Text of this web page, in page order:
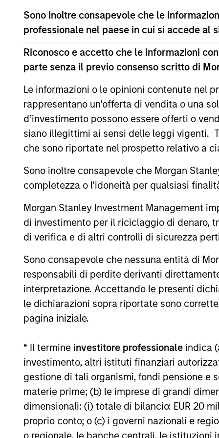
Sono inoltre consapevole che le
professionale nel paese in cui si accede al
Riconosco e accetto che le informazioni
parte senza il previo consenso scritto di
Le informazioni o le opinioni contenute nel
rappresentano un’offerta di vendita o una
d’investimento possono essere offerti o
siano illegittimi ai sensi delle leggi vigenti.
che sono riportate nel prospetto relativo a
Sono inoltre consapevole che Morgan
completezza o l’idoneità per qualsiasi
Morgan Stanley Investment Management
di investimento per il riciclaggio di denaro,
di verifica e di altri controlli di sicurezza
Sono consapevole che nessuna entità di
responsabili di perdite derivanti
interpretazione. Accettando le presenti
le dichiarazioni sopra riportate sono
pagina iniziale.
* Il termine investitore professionale indica
investimento, altri istituti finanziari
gestione di tali organismi, fondi pensione e
materie prime; (b) le imprese di grandi
dimensionali: (i) totale di bilancio: EUR 20
proprio conto; o (c) i governi nazionali e
o regionale, le banche centrali, le istituzioni
Il presente materiale contiene informazioni relative ai
(la “Società”) è registrata nel Granducato di
modifiche. La Società è un organismo d’investimento
Prima dell’adesione ai comparti, le richieste di
contenente informazioni chiave (“KID”) o del
(“Documenti di offerta”) o altri documenti disponibili sul
Le informazioni relative agli aspetti di sostenibilità del
Inoltre, gli investitori italiani sono invitati a prendere
supplementari per Hong Kong” (“Additional Information
lingua tedesca del Prospetto Informativo, del
ulteriori informazioni possono essere ottenute dal
Ginevra. L’agente pagatore in Svizzera è Banque
Se la società di gestione del Comparto in questione
lo farà nel rispetto delle norme OICVM.
Per i termini e le definizioni riguardanti il comparto si
Tutti i dati di performance sono calcolati in base al
rimborso delle azioni. La fonte di tutti i dati relativi alle
Il valore degli investimenti e i proventi da essi derivanti
recuperare l'importo investito.
I dati di performance per i comparti con track record
inizio anno non sono annualizzati. Le performance di
obiettivi d’investimento, i rischi, le commissioni e le
Il ricorso alla leva aumenta i rischi: una variazione
che negativo, nel valore di quell’investimento e, di
in tutte le giurisdizioni e che i comparti non sono
locali.
Più alta è la categoria (1-7), maggiore è il potenziale di
rimanda al Documento contenente informazioni chiave
Il Morningstar Rating™,
o “star rating” viene calcolato
chiusi e conti separati) con uno storico minimo di tre
viene calcolato sulla base di una misura del rendimento
ponendo maggior enfasi sulle variazioni al ribasso e